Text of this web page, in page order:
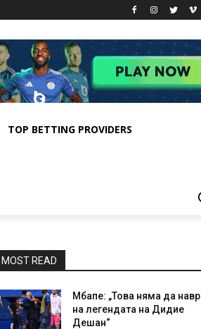
TOP BETTING PROVIDERS
MOST READ
Мбапе: „Това няма да
на легендата на Дидие
Дешан“